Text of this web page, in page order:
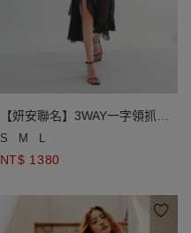
【妍安聯名】3WAY一字領抓褶
收腰不對稱荷葉邊開衩網紗長洋
S M L
NT$ 1380